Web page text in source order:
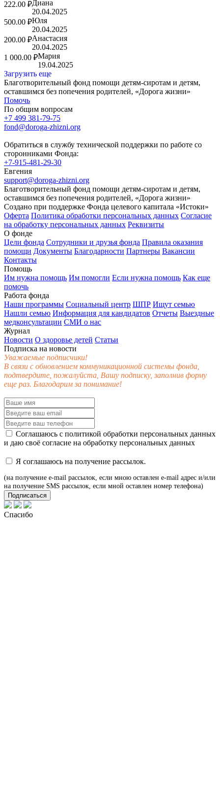
222.00 ₽Диана
20.04.2025
500.00 ₽Юля
20.04.2025
200.00 ₽Анастасия
20.04.2025
1 000.00 ₽Мария
19.04.2025
Загрузить еще
Благотворительный фонд помощи детям-сиротам и детям,
оставшимся без попечения родителей, «Дорога жизни»
Помочь
По общим вопросам
+7 499 381-79-75
fond@doroga-zhizni.org
Обратиться в службу технической поддержки по работе со
сторонниками Фонда:
+7-915-481-29-30
Евгения
support@doroga-zhizni.org
Благотворительный фонд помощи детям-сиротам и детям,
оставшимся без попечения родителей, «Дорога жизни»
Создано при поддержке Фонда целевого капитала «Истоки»
Оферта Политика обработки персональных данных Согласие
на обработку персональных данных Реквизиты
О фонде
Цели фонда Сотрудники и друзья фонда Правила оказания
помощи Документы Благодарности Партнеры Вакансии
Контакты
Помощь
Им нужна помощь Им помогли Если нужна помощь Как еще
помочь
Работа фонда
Наши программы Социальный центр ШПР Ищут семью
Нашли семью Информация для кандидатов Отчеты Выездные
медконсультации СМИ о нас
Журнал
Новости О здоровье детей Статьи
Подписка на новости
Уважаемые подписчики!
В связи с обновлением коммуникационной системы фонда,
подтвердите, пожалуйста, Вашу подписку, заполнив форму
еще раз. Благодарим за понимание!
Соглашаюсь с политикой обработки персональных данных
и даю своё согласие на обработку персональных данных
Я соглашаюсь на получение рассылок.
(на получение e-mail рассылок, если мною оставлен e-mail адрес и/или
на получение SMS рассылок, если мной оставлен номер телефона)
Подписаться
Спасибо